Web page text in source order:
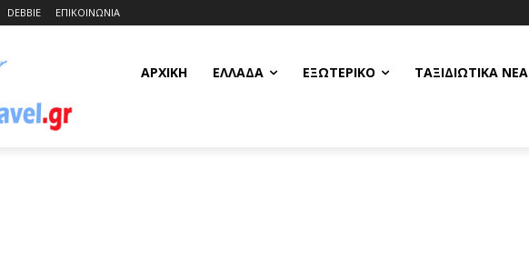
DEBBIE ΕΠΙΚΟΙΝΩΝΙΑ
ΑΡΧΙΚΗ ΕΛΛΆΔΑ ΕΞΩΤΕΡΙΚΌ ΤΑΞΙΔΙΩΤΙΚΆ ΝΈΑ